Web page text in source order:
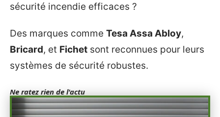
sécurité incendie efficaces ?
Des marques comme Tesa Assa Abloy,
Bricard, et Fichet sont reconnues pour leurs
systèmes de sécurité robustes.
Ne ratez rien de l'actu